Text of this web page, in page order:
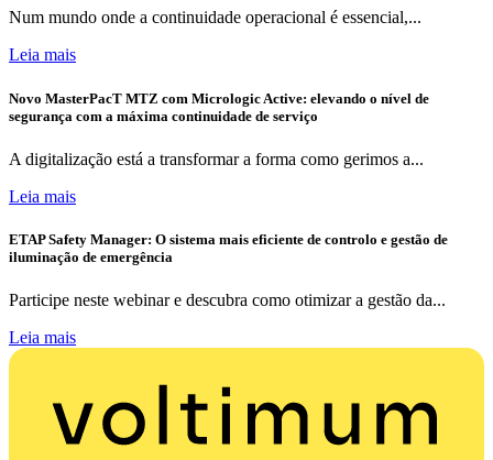
Num mundo onde a continuidade operacional é essencial,...
Leia mais
Novo MasterPacT MTZ com Micrologic Active: elevando o nível de
segurança com a máxima continuidade de serviço
A digitalização está a transformar a forma como gerimos a...
Leia mais
ETAP Safety Manager: O sistema mais eficiente de controlo e gestão de
iluminação de emergência
Participe neste webinar e descubra como otimizar a gestão da...
Leia mais